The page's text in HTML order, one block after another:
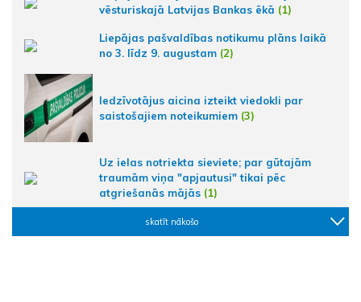
vēsturiskajā Latvijas Bankas ēkā (1)
Liepājas pašvaldības notikumu plāns laikā
no 3. līdz 9. augustam (2)
Iedzīvotājus aicina izteikt viedokli par
saistošajiem noteikumiem (3)
Uz ielas notriekta sieviete; par gūtajām
traumām viņa "apjautusi" tikai pēc
atgriešanās mājās (1)
skatīt nākošo